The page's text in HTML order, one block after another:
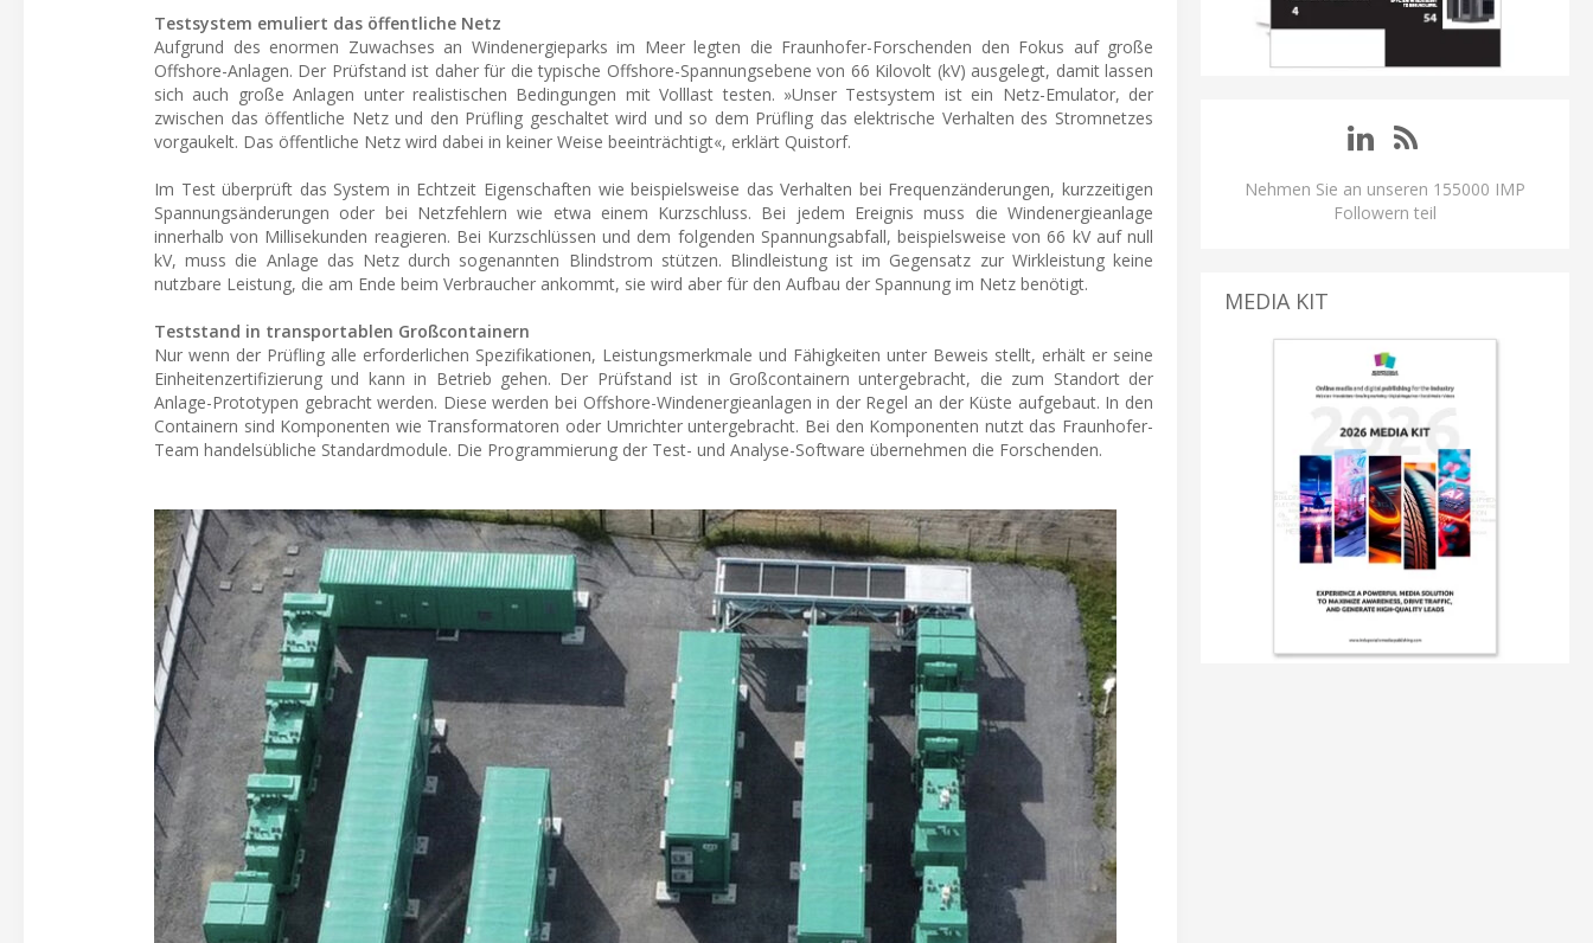
Testsystem emuliert das öffentliche Netz
Aufgrund des enormen Zuwachses an Windenergieparks im Meer legten die Fraunhofer-Forschenden den Fokus auf große
Offshore-Anlagen. Der Prüfstand ist daher für die typische Offshore-Spannungsebene von 66 Kilovolt (kV) ausgelegt, damit lassen
sich auch große Anlagen unter realistischen Bedingungen mit Volllast testen. »Unser Testsystem ist ein Netz-Emulator, der
zwischen das öffentliche Netz und den Prüfling geschaltet wird und so dem Prüfling das elektrische Verhalten des Stromnetzes
vorgaukelt. Das öffentliche Netz wird dabei in keiner Weise beeinträchtigt«, erklärt Quistorf.
Im Test überprüft das System in Echtzeit Eigenschaften wie beispielsweise das Verhalten bei Frequenzänderungen, kurzzeitigen
Spannungsänderungen oder bei Netzfehlern wie etwa einem Kurzschluss. Bei jedem Ereignis muss die Windenergieanlage
innerhalb von Millisekunden reagieren. Bei Kurzschlüssen und dem folgenden Spannungsabfall, beispielsweise von 66 kV auf null
kV, muss die Anlage das Netz durch sogenannten Blindstrom stützen. Blindleistung ist im Gegensatz zur Wirkleistung keine
nutzbare Leistung, die am Ende beim Verbraucher ankommt, sie wird aber für den Aufbau der Spannung im Netz benötigt.
Teststand in transportablen Großcontainern
Nur wenn der Prüfling alle erforderlichen Spezifikationen, Leistungsmerkmale und Fähigkeiten unter Beweis stellt, erhält er seine
Einheitenzertifizierung und kann in Betrieb gehen. Der Prüfstand ist in Großcontainern untergebracht, die zum Standort der
Anlage-Prototypen gebracht werden. Diese werden bei Offshore-Windenergieanlagen in der Regel an der Küste aufgebaut. In den
Containern sind Komponenten wie Transformatoren oder Umrichter untergebracht. Bei den Komponenten nutzt das Fraunhofer-
Team handelsübliche Standardmodule. Die Programmierung der Test- und Analyse-Software übernehmen die Forschenden.
Nehmen Sie an unseren 155000 IMP
Followern teil
MEDIA KIT